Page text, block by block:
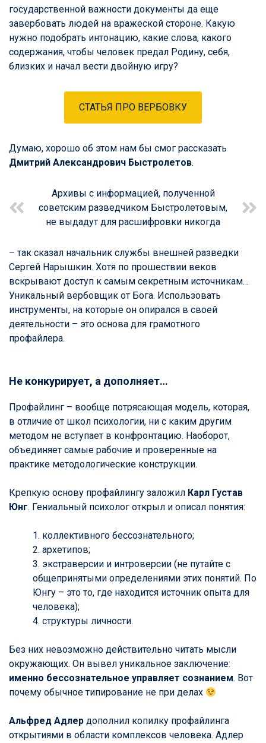
государственной важности документы да еще
завербовать людей на вражеской стороне. Какую
нужно подобрать интонацию, какие слова, какого
содержания, чтобы человек предал Родину, себя,
близких и начал вести двойную игру?
СТАТЬЯ ПРО ВЕРБОВКУ
Думаю, хорошо об этом нам бы смог рассказать
Дмитрий Александрович Быстролетов.
Архивы с информацией, полученной
советским разведчиком Быстролетовым,
не выдадут для расшифровки никогда
– так сказал начальник службы внешней разведки
Сергей Нарышкин. Хотя по прошествии веков
вскрывают доступ к самым секретным источникам…
Уникальный вербовщик от Бога. Использовать
инструменты, на которые он опирался в своей
деятельности – это основа для грамотного
профайлера.
Не конкурирует, а дополняет…
Профайлинг – вообще потрясающая модель, которая,
в отличие от школ психологии, ни с каким другим
методом не вступает в конфронтацию. Наоборот,
объединяет самые рабочие и проверенные на
практике методологические конструкции.
Крепкую основу профайлингу заложил Карл Густав
Юнг. Гениальный психолог открыл и описал понятия:
1. коллективного бессознательного;
2. архетипов;
3. экстраверсии и интроверсии (не путайте с
общепринятыми определениями этих понятий. По
Юнгу – это то, где находится источник опыта для
человека);
4. структуры личности.
Без них невозможно действительно читать мысли
окружающих. Он вывел уникальное заключение:
именно бессознательное управляет сознанием. Вот
почему обычное типирование не при делах
Альфред Адлер дополнил копилку профайлинга
открытиями в области комплексов человека. Адлер